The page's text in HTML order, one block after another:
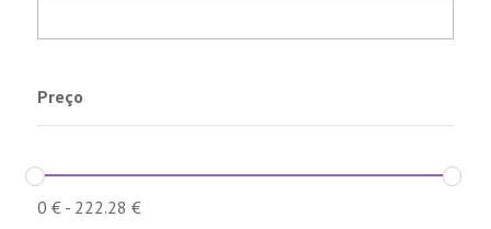
Preço
0 €- 222.28 €